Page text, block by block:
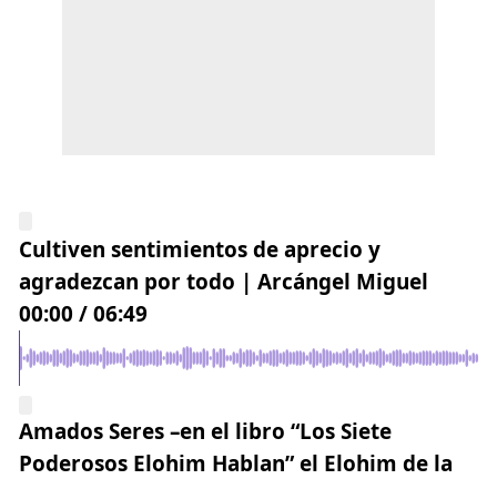
Cultiven sentimientos de aprecio y
agradezcan por todo | Arcángel Miguel
00:00 /06:49
Amados Seres –en el libro “Los Siete
Poderosos Elohim Hablan” el Elohim de la